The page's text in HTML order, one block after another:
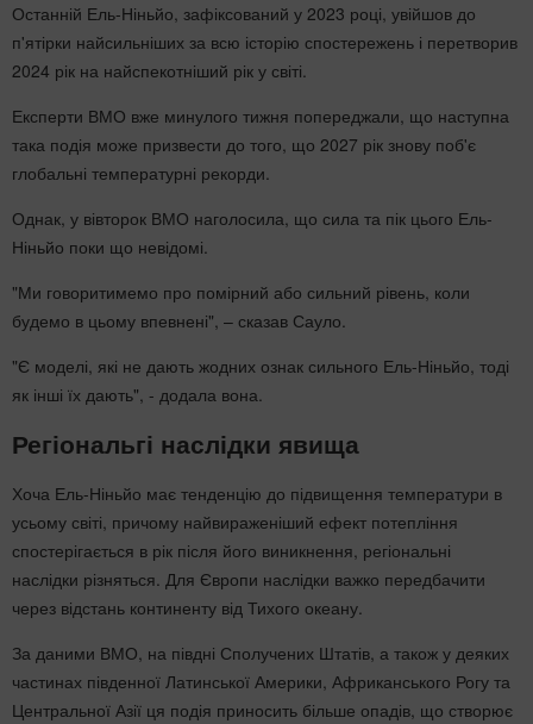
Останній Ель-Ніньйо, зафіксований у 2023 році, увійшов до
п'ятірки найсильніших за всю історію спостережень і перетворив
2024 рік на найспекотніший рік у світі.
Експерти ВМО вже минулого тижня попереджали, що наступна
така подія може призвести до того, що 2027 рік знову поб'є
глобальні температурні рекорди.
Однак, у вівторок ВМО наголосила, що сила та пік цього Ель-
Ніньйо поки що невідомі.
"Ми говоритимемо про помірний або сильний рівень, коли
будемо в цьому впевнені", – сказав Сауло.
"Є моделі, які не дають жодних ознак сильного Ель-Ніньйо, тоді
як інші їх дають", - додала вона.
Регіональгі наслідки явища
Хоча Ель-Ніньйо має тенденцію до підвищення температури в
усьому світі, причому найвираженіший ефект потепління
спостерігається в рік після його виникнення, регіональні
наслідки різняться. Для Європи наслідки важко передбачити
через відстань континенту від Тихого океану.
За даними ВМО, на півдні Сполучених Штатів, а також у деяких
частинах південної Латинської Америки, Африканського Рогу та
Центральної Азії ця подія приносить більше опадів, що створює